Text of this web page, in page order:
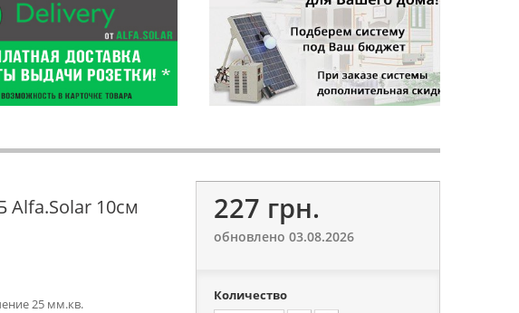
Alfa.Solar 10см
25 мм.кв.
227 грн.
обновлено 03.08.2026
Количество